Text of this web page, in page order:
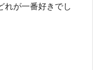
れが一番好きでし